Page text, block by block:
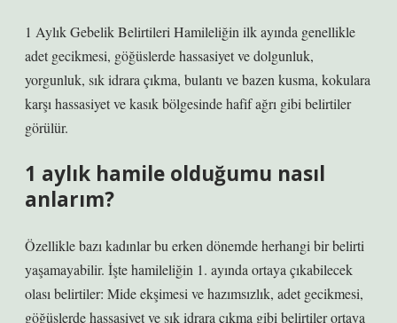
1 Aylık Gebelik Belirtileri Hamileliğin ilk ayında genellikle
adet gecikmesi, göğüslerde hassasiyet ve dolgunluk,
yorgunluk, sık idrara çıkma, bulantı ve bazen kusma, kokulara
karşı hassasiyet ve kasık bölgesinde hafif ağrı gibi belirtiler
görülür.
1 aylık hamile olduğumu nasıl
anlarım?
Özellikle bazı kadınlar bu erken dönemde herhangi bir belirti
yaşamayabilir. İşte hamileliğin 1. ayında ortaya çıkabilecek
olası belirtiler: Mide ekşimesi ve hazımsızlık, adet gecikmesi,
göğüslerde hassasiyet ve sık idrara çıkma gibi belirtiler ortaya